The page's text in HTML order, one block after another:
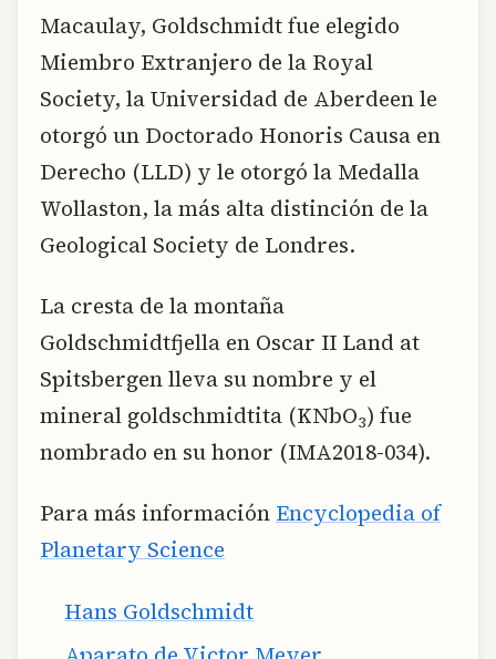
Macaulay, Goldschmidt fue elegido
Miembro Extranjero de la Royal
Society, la Universidad de Aberdeen le
otorgó un Doctorado Honoris Causa en
Derecho (LLD) y le otorgó la Medalla
Wollaston, la más alta distinción de la
Geological Society de Londres.
La cresta de la montaña
Goldschmidtfjella en Oscar II Land at
Spitsbergen lleva su nombre y el
mineral goldschmidtita (KNbO3) fue
nombrado en su honor (IMA2018-034).
Para más información Encyclopedia of
Planetary Science
Hans Goldschmidt